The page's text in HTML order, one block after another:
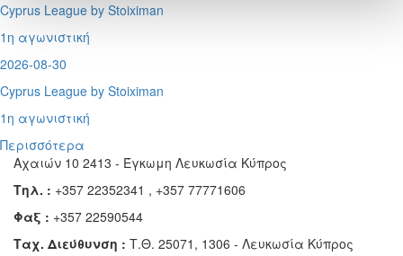
Cyprus League by Stoiximan
1η αγωνιστική
2026-08-30
Cyprus League by Stoiximan
1η αγωνιστική
Περισσότερα
Αχαιών 10 2413 - Έγκωμη Λευκωσία Κύπρος
Τηλ. : +357 22352341 , +357 77771606
Φαξ : +357 22590544
Ταχ. Διεύθυνση : Τ.Θ. 25071, 1306 - Λευκωσία Κύπρος